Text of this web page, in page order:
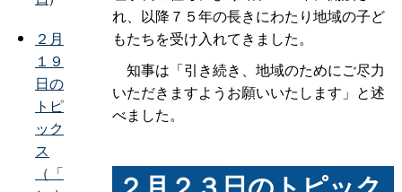
れ、以降７５年の長きにわたり地域の子ど
もたちを受け入れてきました。
知事は「引き続き、地域のためにご尽力
いただきますようお願いいたします」と述
べました。
２月
１９
日の
トピ
ック
ス
（「